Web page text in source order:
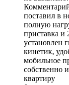
поставил в
полную
приставка
установлен
кинетик,
мобильное
собственно
квартиру